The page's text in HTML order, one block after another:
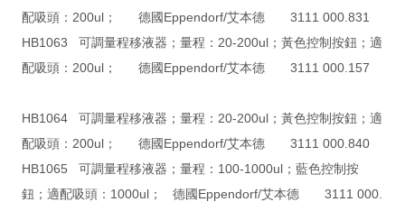
配吸頭：200ul； 德國Eppendorf/艾本德 3111 000.831
HB1063 可調量程移液器；量程：20-200ul；黃色控制按鈕；適
配吸頭：200ul； 德國Eppendorf/艾本德 3111 000.157
HB1064 可調量程移液器；量程：20-200ul；黃色控制按鈕；適
配吸頭：200ul； 德國Eppendorf/艾本德 3111 000.840
HB1065 可調量程移液器；量程：100-1000ul；藍色控制按
鈕；適配吸頭：1000ul； 德國Eppendorf/艾本德 3111 000.